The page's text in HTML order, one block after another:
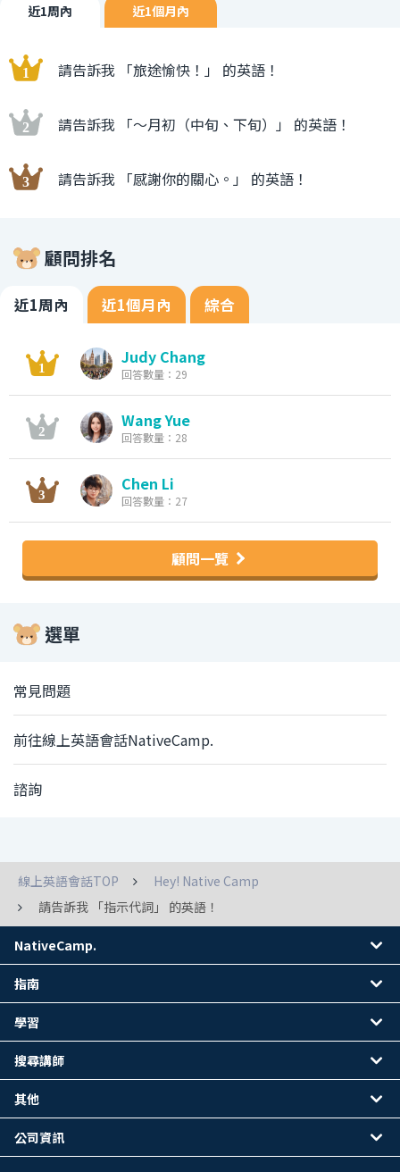
近1周內 近1個月內
請告訴我 「旅途愉快！」 的英語！
請告訴我 「〜月初（中旬、下旬）」 的英語！
請告訴我 「感謝你的關心。」 的英語！
顧問排名
近1周內 近1個月內 綜合
Judy Chang
回答數量：29
Wang Yue
回答數量：28
Chen Li
回答數量：27
顧問一覽
選單
常見問題
前往線上英語會話NativeCamp.
諮詢
線上英語會話TOP
Hey! Native Camp
請告訴我 「指示代詞」 的英語！
NativeCamp.
指南
學習
搜尋講師
其他
公司資訊